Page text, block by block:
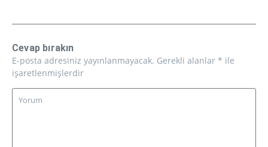
Cevap bırakın
E-posta adresiniz yayınlanmayacak. Gerekli alanlar * ile
işaretlenmişlerdir